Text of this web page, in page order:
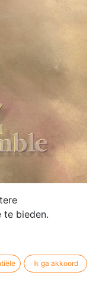
te bieden.
Ik ga akkoord